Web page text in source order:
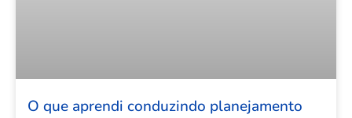
O que aprendi conduzindo planejamento